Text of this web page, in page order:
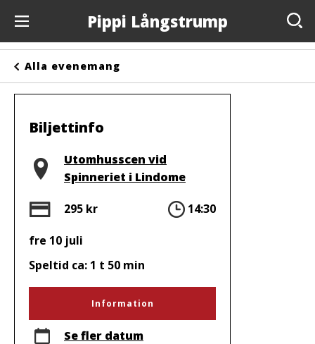
Pippi Långstrump
Anslagstavlan
Arrangörer
Kontakta oss
Alla evenemang
Biljettinfo
Plats
Utomhusscen vid
Spinneriet i Lindome
Pris
295 kr Tid
14:30
fre 10 juli
Speltid ca: 1 t 50 min
Information
Se fler datum